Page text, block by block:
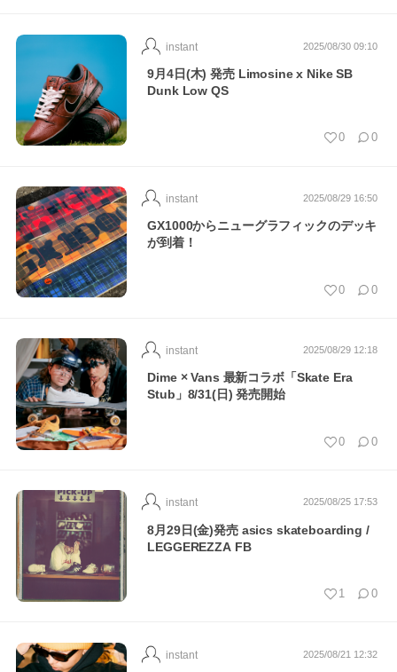
2025/08/30 09:10
instant
9月4日(木) 発売 Limosine x Nike SB
Dunk Low QS
0 0
2025/08/29 16:50
instant
GX1000からニューグラフィックのデッキ
が到着！
0 0
2025/08/29 12:18
instant
Dime × Vans 最新コラボ「Skate Era
Stub」8/31(日) 発売開始
0 0
2025/08/25 17:53
instant
8月29日(金)発売 asics skateboarding /
LEGGEREZZA FB
1 0
2025/08/21 12:32
instant